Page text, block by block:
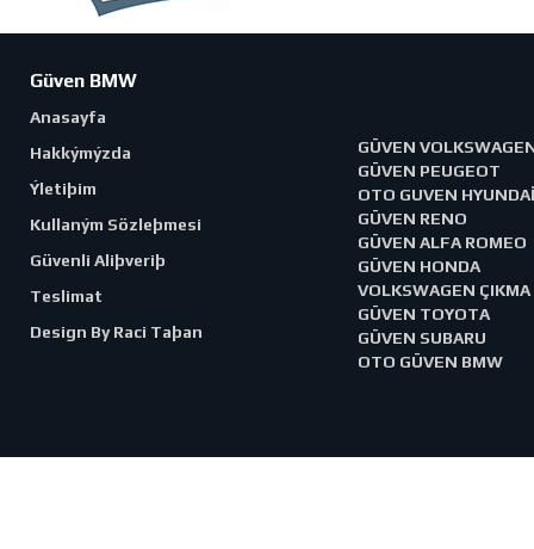
Güven BMW
Anasayfa
Hakkýmýzda
Ýletiþim
Kullaným Sözleþmesi
Güvenli Aliþveriþ
Teslimat
Design By Raci Taþan
GÜVEN
GÜVEN PEUGEOT
OTO GUVEN HYUNDAİ
GÜVEN RENO
GÜVEN ALFA ROMEO
GÜVEN HONDA
VOLKSWAGEN ÇIKMA
GÜVEN TOYOTA
GÜVEN SUBARU
OTO GÜVEN BMW